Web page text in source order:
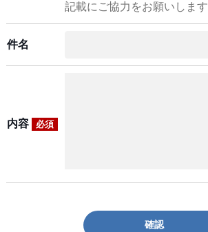
記載にご協力をお願いします
件名
内容 必須
確認